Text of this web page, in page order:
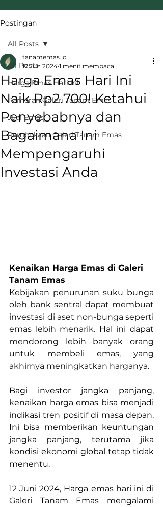
Postingan
All Posts
Harga Emas Hari Ini
Pameran Galeri Tanam Emas
Jual Emas
Pembukaan Galeri Tanam Emas
All Posts
Harga Emas Hari Ini
Naik Rp2.700! Ketahui
Penyebabnya dan
Bagaimana Ini
Mempengaruhi
Investasi Anda
tanamemas.id
12 Jun 2024 1 menit membaca
Kenaikan Harga Emas di Galeri
Tanam Emas
Kebijakan penurunan suku bunga
oleh bank sentral dapat membuat
investasi di aset non-bunga seperti
emas lebih menarik. Hal ini dapat
mendorong lebih banyak orang
untuk membeli emas, yang
akhirnya meningkatkan harganya.
Bagi investor jangka panjang,
kenaikan harga emas bisa menjadi
indikasi tren positif di masa depan.
Ini bisa memberikan keuntungan
jangka panjang, terutama jika
kondisi ekonomi global tetap tidak
menentu.
12 Juni 2024, Harga emas hari ini di
Galeri Tanam Emas mengalami